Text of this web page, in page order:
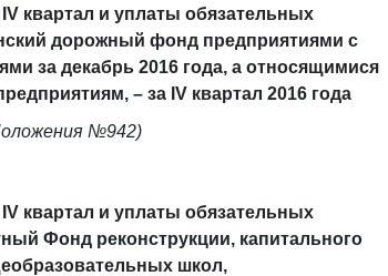
квартал и уплаты обязательных
дорожный фонд предприятиями с
за декабрь 2016 года, а относящимися
– за IV квартал 2016 года
№942)
IVквартал и уплаты обязательных
Фонд реконструкции, капитального
школ,